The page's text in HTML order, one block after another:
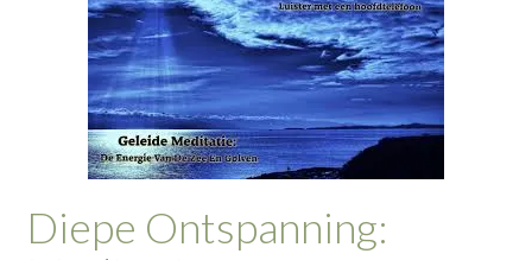
Diepe Ontspanning: